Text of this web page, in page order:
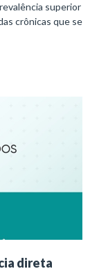
superior
crônicas que se
direta